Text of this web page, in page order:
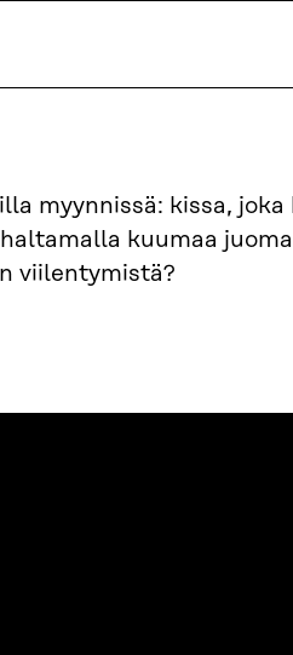
myynnissä: kissa,
kuumaa
viilentymistä?